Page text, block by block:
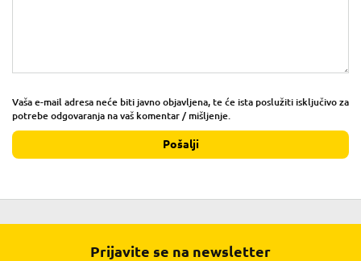
Vaša e-mail adresa neće biti javno objavljena, te će ista poslužiti isključivo za
potrebe odgovaranja na vaš komentar / mišljenje.
Pošalji
Prijavite se na newsletter